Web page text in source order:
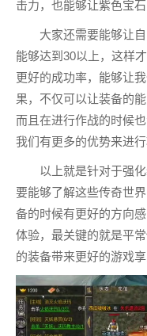
击力，也能够让紫色宝
大家还需要能够让自
能够达到30以上，这样
更好的成功率，能够让
果，不仅可以让装备的
而且在进行作战的时候
我们有更多的优势来进行
以上就是针对于强化
要能够了解这些传奇世
备的时候有更好的方向
体验，最关键的就是平
的装备带来更好的游戏享